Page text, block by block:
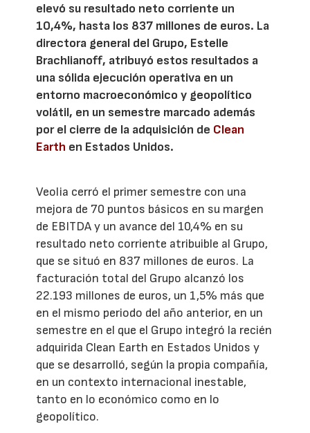
elevó su resultado neto corriente un
10,4%, hasta los 837 millones de euros. La
directora general del Grupo, Estelle
Brachlianoff, atribuyó estos resultados a
una sólida ejecución operativa en un
entorno macroeconómico y geopolítico
volátil, en un semestre marcado además
por el cierre de la adquisición de Clean
Earth en Estados Unidos.
Veolia cerró el primer semestre con una
mejora de 70 puntos básicos en su margen
de EBITDA y un avance del 10,4% en su
resultado neto corriente atribuible al Grupo,
que se situó en 837 millones de euros. La
facturación total del Grupo alcanzó los
22.193 millones de euros, un 1,5% más que
en el mismo periodo del año anterior, en un
semestre en el que el Grupo integró la recién
adquirida Clean Earth en Estados Unidos y
que se desarrolló, según la propia compañía,
en un contexto internacional inestable,
tanto en lo económico como en lo
geopolítico.